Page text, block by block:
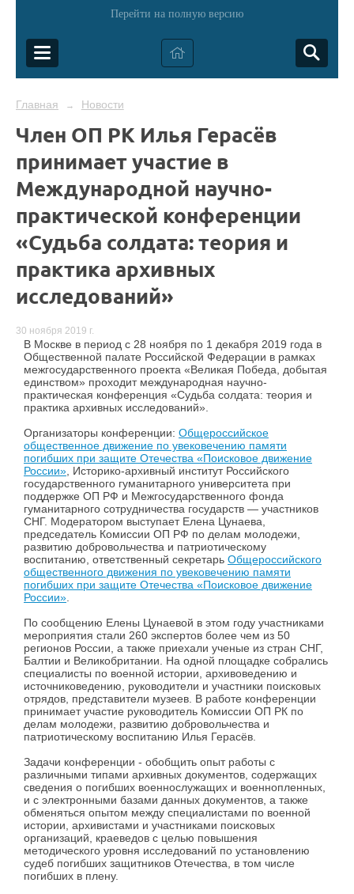
Перейти на полную версию
Главная → Новости
Член ОП РК Илья Герасёв
принимает участие в
Международной научно-
практической конференции
«Судьба солдата: теория и
практика архивных
исследований»
30 ноября 2019 г.
В Москве в период с 28 ноября по 1 декабря 2019 года в
Общественной палате Российской Федерации в рамках
межгосударственного проекта «Великая Победа, добытая
единством» проходит международная научно-
практическая конференция «Судьба солдата: теория и
практика архивных исследований».
Организаторы конференции: Общероссийское
общественное движение по увековечению памяти
погибших при защите Отечества «Поисковое движение
России», Историко-архивный институт Российского
государственного гуманитарного университета при
поддержке ОП РФ и Межгосударственного фонда
гуманитарного сотрудничества государств — участников
СНГ. Модератором выступает Елена Цунаева,
председатель Комиссии ОП РФ по делам молодежи,
развитию добровольчества и патриотическому
воспитанию, ответственный секретарь Общероссийского
общественного движения по увековечению памяти
погибших при защите Отечества «Поисковое движение
России».
По сообщению Елены Цунаевой в этом году участниками
мероприятия стали 260 экспертов более чем из 50
регионов России, а также приехали ученые из стран СНГ,
Балтии и Великобритании. На одной площадке собрались
специалисты по военной истории, архивоведению и
источниковедению, руководители и участники поисковых
отрядов, представители музеев. В работе конференции
принимает участие руководитель Комиссии ОП РК по
делам молодежи, развитию добровольчества и
патриотическому воспитанию Илья Герасёв.
Задачи конференции - обобщить опыт работы с
различными типами архивных документов, содержащих
сведения о погибших военнослужащих и военнопленных,
и с электронными базами данных документов, а также
обменяться опытом между специалистами по военной
истории, архивистами и участниками поисковых
организаций, краеведов с целью повышения
методического уровня исследований по установлению
судеб погибших защитников Отечества, в том числе
погибших в плену.